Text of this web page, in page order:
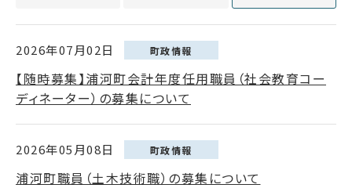
2026年07月02日 町政情報
【随時募集】浦河町会計年度任用職員（社会教育コー
ディネーター）の募集について
2026年05月08日 町政情報
浦河町職員（土木技術職）の募集について